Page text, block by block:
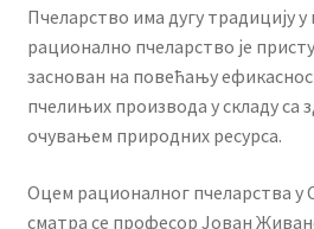
Пчеларство има дугу традицију
рационално пчеларство је
заснован на повећању
пчелињих производа у складу са
очувањем природних ресурса.
Оцем рационалног пчеларства у
сматра се професор Јован